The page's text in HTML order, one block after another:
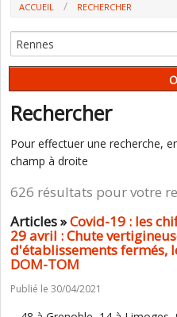
ACCUEIL RECHERCHER
Rechercher
Pour effectuer une recherche,
champ à droite
626 résultats pour votre
Articles »Covid-19 : les
29 avril : Chute
d'établissements fermés,
DOM-TOM
Publié le 30/04/2021